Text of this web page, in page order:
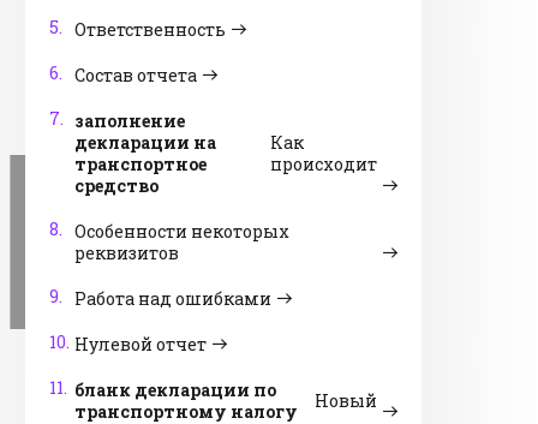
5. Ответственность
6. Состав отчета
7.
Как
происходит
заполнение
декларации на
транспортное
средство
8. Особенности некоторых
реквизитов
9.
Работа над ошибками
10. Нулевой отчет
11.
Новый
бланк декларации по
транспортному налогу